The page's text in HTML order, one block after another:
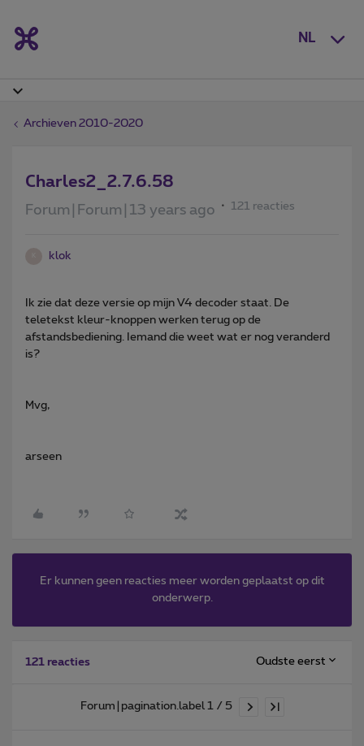
NL
Archieven 2010-2020
Charles2_2.7.6.58
Forum|Forum|13 years ago 121 reacties
klok
Ik zie dat deze versie op mijn V4 decoder staat. De
teletekst kleur-knoppen werken terug op de
afstandsbediening. Iemand die weet wat er nog veranderd
is?
Mvg,
arseen
Er kunnen geen reacties meer worden geplaatst op dit
onderwerp.
121 reacties Oudste eerst
Forum|pagination.label 1 / 5